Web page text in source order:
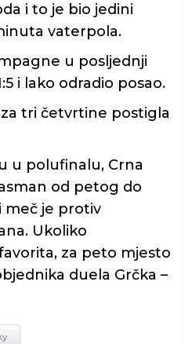
i to je bio jedini
vaterpola.
u posljednji
i lako odradio posao.
tri četvrtine postigla
u polufinalu, Crna
od petog do
meč je protiv
Ukoliko
za peto mjesto
duela Grčka –